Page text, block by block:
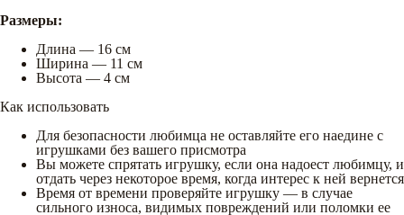
Размеры:
Длина — 16 см
Ширина — 11 см
Высота — 4 см
Как использовать
Для безопасности любимца не оставляйте его наедине с
игрушками без вашего присмотра
Вы можете спрятать игрушку, если она надоест любимцу, и
отдать через некоторое время, когда интерес к ней вернется
Время от времени проверяйте игрушку — в случае
сильного износа, видимых повреждений или поломки ее